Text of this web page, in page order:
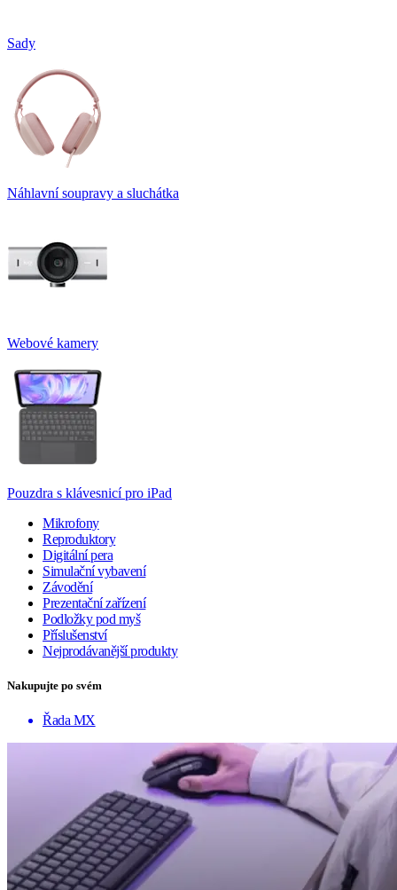
Sady
Náhlavní soupravy a sluchátka
Webové kamery
Pouzdra s klávesnicí pro iPad
Mikrofony
Reproduktory
Digitální pera
Simulační vybavení
Závodění
Prezentační zařízení
Podložky pod myš
Příslušenství
Nejprodávanější produkty
Nakupujte po svém
Řada MX